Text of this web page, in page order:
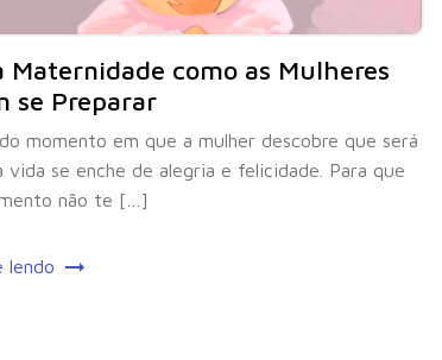
Maternidade como as Mulheres
se Preparar
momento em que a mulher descobre que será
vida se enche de alegria e felicidade. Para que
não te […]
lendo